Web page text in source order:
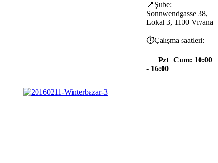
📍Şube:
Sonnwendgasse 38,
Lokal 3, 1100 Viyana
⏱️Çalışma saatleri:
Pzt- Cum: 10:00
- 16:00